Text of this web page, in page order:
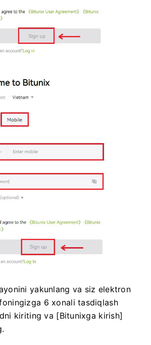
yakunlang va siz elektron
6 xonali tasdiqlash
kiriting va [Bitunixga kirish]